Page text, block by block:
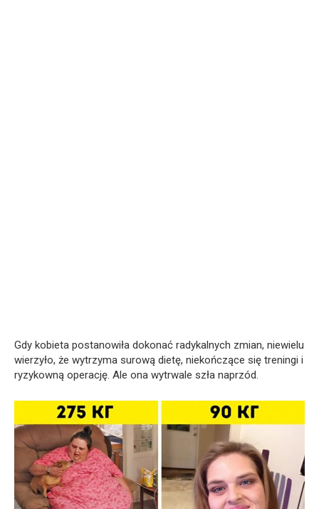
Gdy kobieta postanowiła dokonać radykalnych zmian, niewielu
wierzyło, że wytrzyma surową dietę, niekończące się treningi i
ryzykowną operację. Ale ona wytrwale szła naprzód.